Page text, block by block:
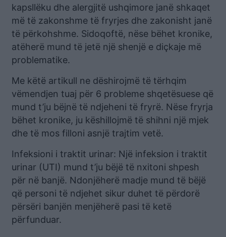
kapsllëku dhe alergjitë ushqimore janë shkaqet
më të zakonshme të fryrjes dhe zakonisht janë
të përkohshme. Sidoqoftë, nëse bëhet kronike,
atëherë mund të jetë një shenjë e diçkaje më
problematike.
Me këtë artikull ne dëshirojmë të tërhqim
vëmendjen tuaj për 6 probleme shqetësuese që
mund t’ju bëjnë të ndjeheni të fryrë. Nëse fryrja
bëhet kronike, ju këshillojmë të shihni një mjek
dhe të mos filloni asnjë trajtim vetë.
Infeksioni i traktit urinar: Një infeksion i traktit
urinar (UTI) mund t’ju bëjë të nxitoni shpesh
për në banjë. Ndonjëherë madje mund të bëjë
që personi të ndjehet sikur duhet të përdorë
përsëri banjën menjëherë pasi të ketë
përfunduar.